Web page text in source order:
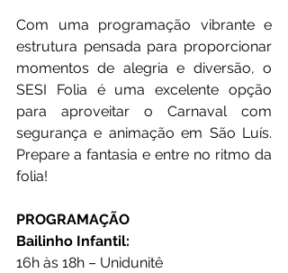
Com uma programação vibrante e
estrutura pensada para proporcionar
momentos de alegria e diversão, o
SESI Folia é uma excelente opção
para aproveitar o Carnaval com
segurança e animação em São Luís.
Prepare a fantasia e entre no ritmo da
folia!
PROGRAMAÇÃO
Bailinho Infantil:
16h às 18h – Unidunitê